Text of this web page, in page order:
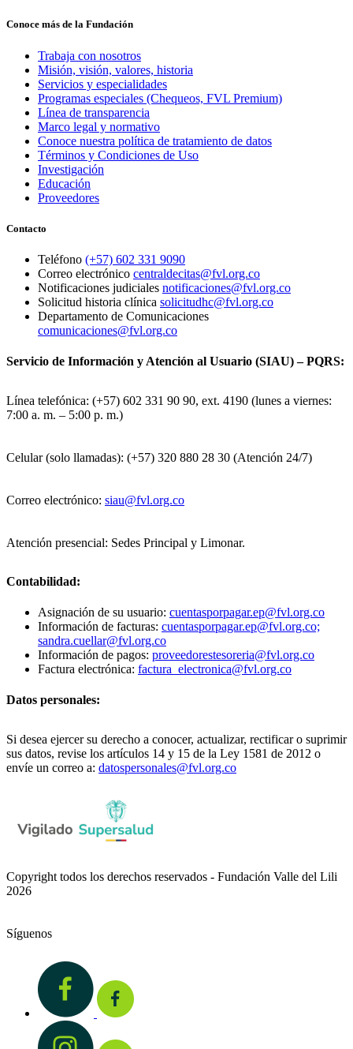
Conoce más de la Fundación
Trabaja con nosotros
Misión, visión, valores, historia
Servicios y especialidades
Programas especiales (Chequeos, FVL Premium)
Línea de transparencia
Marco legal y normativo
Conoce nuestra política de tratamiento de datos
Términos y Condiciones de Uso
Investigación
Educación
Proveedores
Contacto
Teléfono (+57) 602 331 9090
Correo electrónico centraldecitas@fvl.org.co
Notificaciones judiciales notificaciones@fvl.org.co
Solicitud historia clínica solicitudhc@fvl.org.co
Departamento de Comunicaciones
comunicaciones@fvl.org.co
Servicio de Información y Atención al Usuario (SIAU) – PQRS:
Línea telefónica: (+57) 602 331 90 90, ext. 4190 (lunes a viernes:
7:00 a. m. – 5:00 p. m.)
Celular (solo llamadas): (+57) 320 880 28 30 (Atención 24/7)
Correo electrónico: siau@fvl.org.co
Atención presencial: Sedes Principal y Limonar.
Contabilidad:
Asignación de su usuario: cuentasporpagar.ep@fvl.org.co
Información de facturas: cuentasporpagar.ep@fvl.org.co;
sandra.cuellar@fvl.org.co
Información de pagos: proveedorestesoreria@fvl.org.co
Factura electrónica: factura_electronica@fvl.org.co
Datos personales:
Si desea ejercer su derecho a conocer, actualizar, rectificar o suprimir
sus datos, revise los artículos 14 y 15 de la Ley 1581 de 2012 o
envíe un correo a: datospersonales@fvl.org.co
Copyright todos los derechos reservados - Fundación Valle del Lili
2026
Síguenos